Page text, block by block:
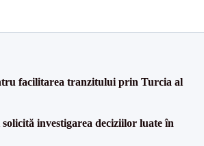
facilitarea tranzitului prin Turcia al
investigarea deciziilor luate în